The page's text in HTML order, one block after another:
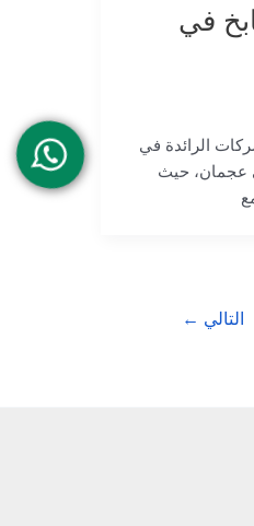
في
الرائدة في
عجمان، حيث
التالي ←